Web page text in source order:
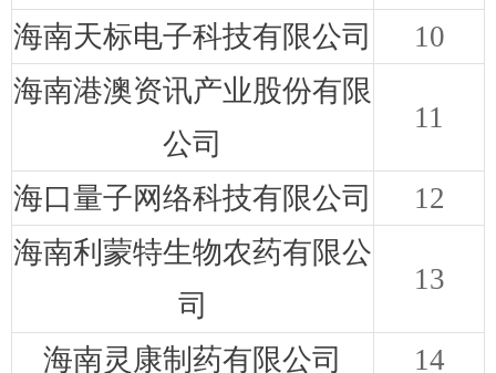
海南天标电子科技有限公司
10
海南港澳资讯产业股份有限
公司
11
海口量子网络科技有限公司
12
海南利蒙特生物农药有限公
司
13
海南灵康制药有限公司
14